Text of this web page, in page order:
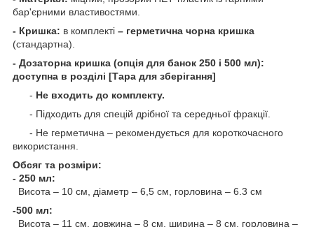
бар'єрними властивостями.
- Кришка: в комплекті – герметична чорна кришка
(стандартна).
- Дозаторна кришка (опція для банок 250 і 500 мл):
доступна в розділі [Тара для зберігання]
- Не входить до комплекту.
- Підходить для спецій дрібної та середньої фракції.
- Не герметична – рекомендується для короткочасного
використання.
Обсяг та розміри:
- 250 мл:
Висота – 10 см, діаметр – 6,5 см, горловина – 6.3 см
-500 мл:
Висота – 11 см, довжина – 8 см, ширина – 8 см, горловина –